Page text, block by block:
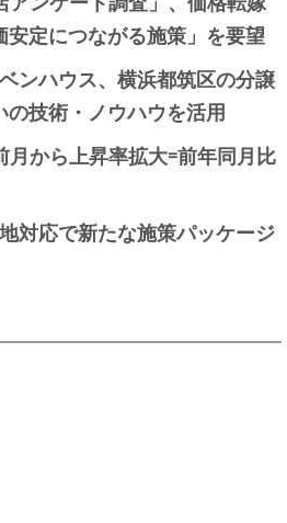
定につながる施策」を要望
ンハウス、横浜都筑区の分譲
技術・ノウハウを活用
から上昇率拡大=前年同月比
対応で新たな施策パッケージ